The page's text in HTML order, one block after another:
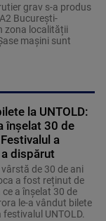
grav s-a produs
București-
zona localității
mașini sunt
la UNTOLD:
înșelat 30 de
a
dispărut
de 30 de ani
a fost reținut de
a înșelat 30 de
le-a vândut bilete
UNTOLD.